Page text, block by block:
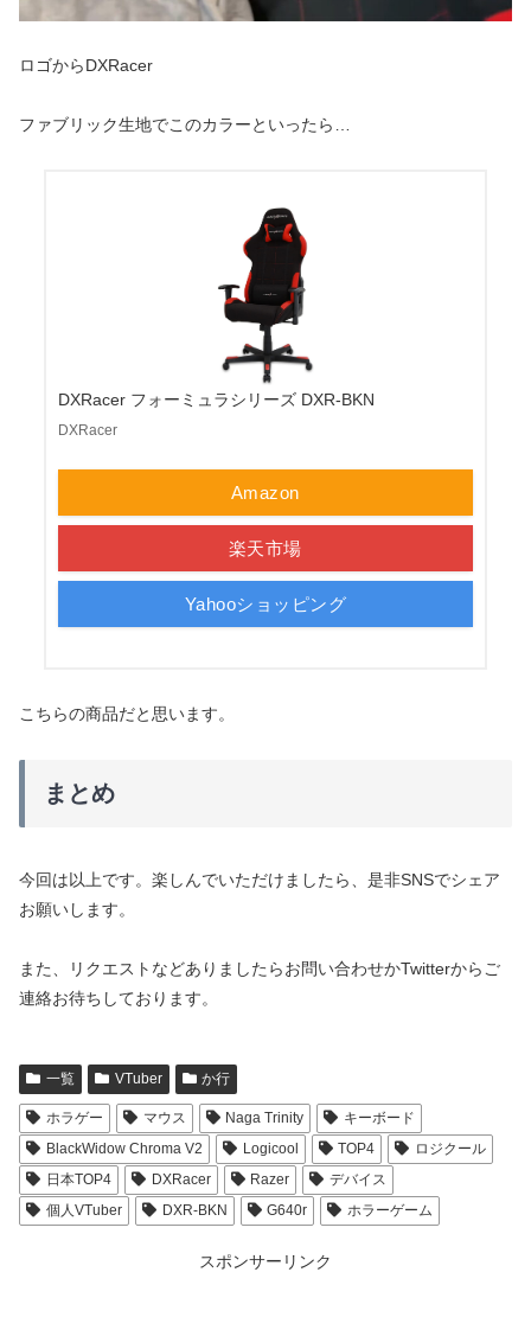
ロゴからDXRacer
ファブリック生地でこのカラーといったら…
DXRacer フォーミュラシリーズ DXR-BKN
DXRacer
Amazon
楽天市場
Yahooショッピング
こちらの商品だと思います。
まとめ
今回は以上です。楽しんでいただけましたら、是非SNSでシェア
お願いします。
また、リクエストなどありましたらお問い合わせかTwitterからご
連絡お待ちしております。
一覧 VTuber か行
ホラゲー マウス Naga Trinity
キーボード
BlackWidow Chroma V2
Logicool TOP4
ロジクール
日本TOP4
DXRacer Razer
デバイス
個人VTuber
DXR-BKN G640r ホラーゲーム
スポンサーリンク